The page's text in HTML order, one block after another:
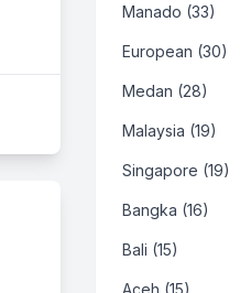
Manado (33)
European (30)
Medan (28)
Malaysia (19)
Singapore (19)
Bangka (16)
Bali (15)
Aceh (15)